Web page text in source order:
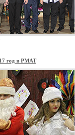
год в РМАТ